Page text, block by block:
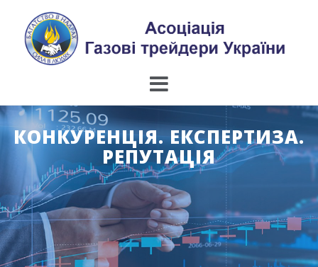
content
КОНКУРЕНЦІЯ. ЕКСПЕРТИЗА.
РЕПУТАЦІЯ